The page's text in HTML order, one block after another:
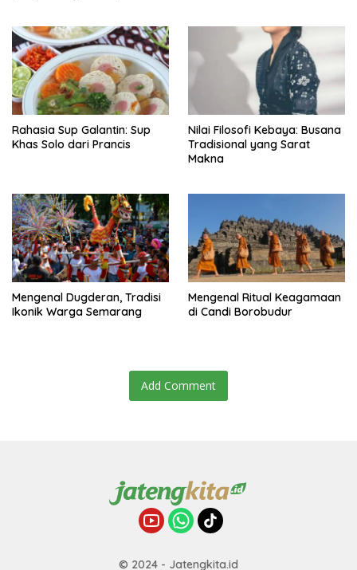
Rahasia Sup Galantin: Sup
Khas Solo dari Prancis
Nilai Filosofi Kebaya: Busana
Tradisional yang Sarat
Makna
Mengenal Dugderan, Tradisi
Ikonik Warga Semarang
Mengenal Ritual Keagamaan
di Candi Borobudur
Add Comment
© 2024 - Jatengkita.id